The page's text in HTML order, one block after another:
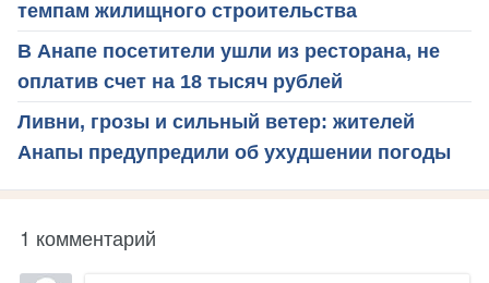
темпам жилищного строительства
В Анапе посетители ушли из ресторана, не
оплатив счет на 18 тысяч рублей
Ливни, грозы и сильный ветер: жителей
Анапы предупредили об ухудшении погоды
1 комментарий